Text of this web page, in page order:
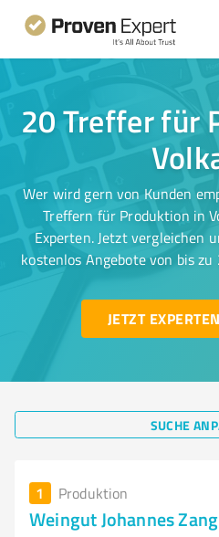
20 Treffer für
Wer wird gern von Kunden
Treffern für Produktion in
Experten. Jetzt vergleichen
kostenlos Angebote von bis
JETZT
SUCHE
1 Produktion
Weingut Johannes Zang